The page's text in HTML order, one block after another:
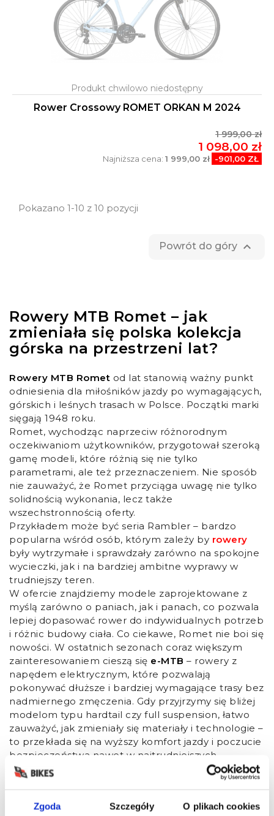
Zgoda Szczegóły O plikach cookies
Rower Crossowy ROMET ORKAN M 2024
1 999,00 zł
1 098,00 zł
Najniższa cena: 1 999,00 zł -901,00 ZŁ
Pokazano 1-10 z 10 pozycji
Powrót do góry 
Rowery MTB Romet – jak
zmieniała się polska kolekcja
górska na przestrzeni lat?
Rowery MTB Romet od lat stanowią ważny punkt
odniesienia dla miłośników jazdy po wymagających,
górskich i leśnych trasach w Polsce. Początki marki
sięgają 1948 roku.
Romet, wychodząc naprzeciw różnorodnym
oczekiwaniom użytkowników, przygotował szeroką
gamę modeli, które różnią się nie tylko
parametrami, ale też przeznaczeniem. Nie sposób
nie zauważyć, że Romet przyciąga uwagę nie tylko
solidnością wykonania, lecz także
wszechstronnością oferty.
Przykładem może być seria Rambler – bardzo
popularna wśród osób, którym zależy by rowery
były wytrzymałe i sprawdzały zarówno na spokojne
wycieczki, jak i na bardziej ambitne wyprawy w
trudniejszy teren.
W ofercie znajdziemy modele zaprojektowane z
myślą zarówno o paniach, jak i panach, co pozwala
lepiej dopasować rower do indywidualnych potrzeb
i różnic budowy ciała. Co ciekawe, Romet nie boi się
nowości. W ostatnich sezonach coraz większym
zainteresowaniem cieszą się e-MTB – rowery z
napędem elektrycznym, które pozwalają
pokonywać dłuższe i bardziej wymagające trasy bez
nadmiernego zmęczenia. Gdy przyjrzymy się bliżej
modelom typu hardtail czy full suspension, łatwo
zauważyć, jak zmieniały się materiały i technologie –
to przekłada się na wyższy komfort jazdy i poczucie
bezpieczeństwa nawet w najtrudniejszych
warunkach.
Nie można pominąć kwestii średnicy kół
, które
roweru.Rowery rometwystępują w różnych